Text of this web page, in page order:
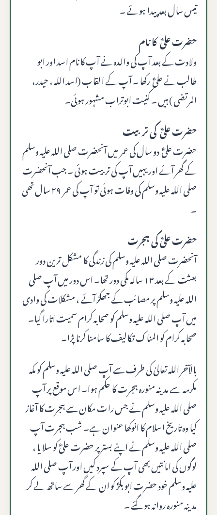
تیس سال بعد پیدا ہوئے ۔
حضرت علیؓ کا نام
ولادت کے بعد آپ کی والدہ نے آپ کا نام اسد اور ابو
طالب نے علیؓ رکھا ۔ آپ کے القاب (اسد اللہ ، حیدر،
المرتضی ) ہیں ۔ کنیت ابوتراب مشہور ہوئی۔
حضرت علیؓ کی تربیت
حضرت علیؓ دو سال کی عمر میں آنحضرت صلى الله عليه وسلم
کے گھر آئے اور یہیں آپ کی تربیت ہوئی ۔ جب آنحضرت
صلى الله عليه وسلم کی وفات ہوئی تو آپ کی عمر ۲۹ سال تھی
۔
حضرت علیؓ کی ہجرت
آنحضرت صلى الله عليه وسلم کی زندگی کا مشکل ترین دور
بعثت کے بعد ۱۳ سالہ مکی دور تھا۔ اس دور میں آپ صلى
الله عليه وسلم پر مصائب کے جھکڑ آئے ، مشکلات کی وادی
میں آپ صلى الله عليه وسلم کو صحابہ کرام سمیت اتارا گیا۔
صحابہ کرام کو المناک تکالیف کا سامنا کرنا پڑا۔
بالآخر اللہ تعالیٰ کی طرف سے آپ صلى الله عليه وسلم کو مکہ
مکرمہ سے مدینہ منورہ ہجرت کا حکم ہوا۔ اس موقع پر آپ
صلى الله عليه وسلم نے جس رات مکان سے ہجرت کا آغاز
کیا وہ تاریخ اسلام کا انوکھا عنوان ہے۔ شب ہجرت آپ
صلى الله عليه وسلم نے اپنے بستر پر حضرت علیؓ کو سلا یا ،
لوگوں کی امانتیں بھی آپ کے سپرد کیں اور آپ صلى الله
عليه وسلم خود حضرت ابو بکرؓ کو ان کے گھر سے ساتھ لے کر
مدینہ منورہ روانہ ہو گئے ۔